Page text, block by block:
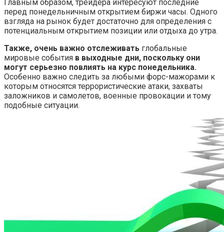
Главным образом, трейдера интересуют последние
перед понедельничным открытием биржи часы. Одного
взгляда на рынок будет достаточно для определения с
потенциальным открытием позиции или отдыха до утра.
Также, очень важно отслеживать глобальные
мировые события в выходные дни, поскольку они
могут серьезно повлиять на курс понедельника.
Особенно важно следить за любыми форс-мажорами к
которым относятся террористические атаки, захваты
заложников и самолетов, военные провокации и тому
подобные ситуации.